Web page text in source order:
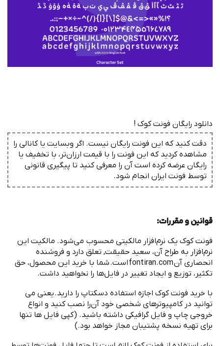
دانلود رایگان فونت کوک !
دقت کنید که این فونت رایگان نیست. اگر وبسایت یا کانالی را
مشاهده کردید که این فونت را با قیمت ارزان‌تر، با تخفیف یا
رایگان عرضه کرده است آن را معرفی کنید تا پیگیری قانونی
توسط فونت ‌ایران انجام شود.
قوانین و مقررات:
‌فونت کوک یک نرمافزار مالکیتی محسوب میشود. مالکیت این
نرمافزار به طراح آن، سعید حقیقت, تعلق دارد و فروشنده
انحصاری آنfontiran.comاست.شما با خرید این محصول، حق
تکثیر، توزیع و ایجاد تغییر در فایلها را نخواهید داشت.
با خرید ‌فونت کوک اجازه استفاده دسکتاپ را دارید.یعنی می
توانید در کامپیوترهای شخصی خود آنرا نصب کنید و انواع
خروجی چاپ و فایل گرافیکی داشته باشید. (کپی فایل ها تنها
برای تهیه نسخه پشتیبان مجاز خواهد بود.)